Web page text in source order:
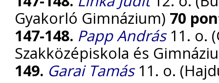
Gyakorló Gimnázium) 70
147-148. Papp András11. o.
Szakközépiskola és
149. Garai Tamás11. o.